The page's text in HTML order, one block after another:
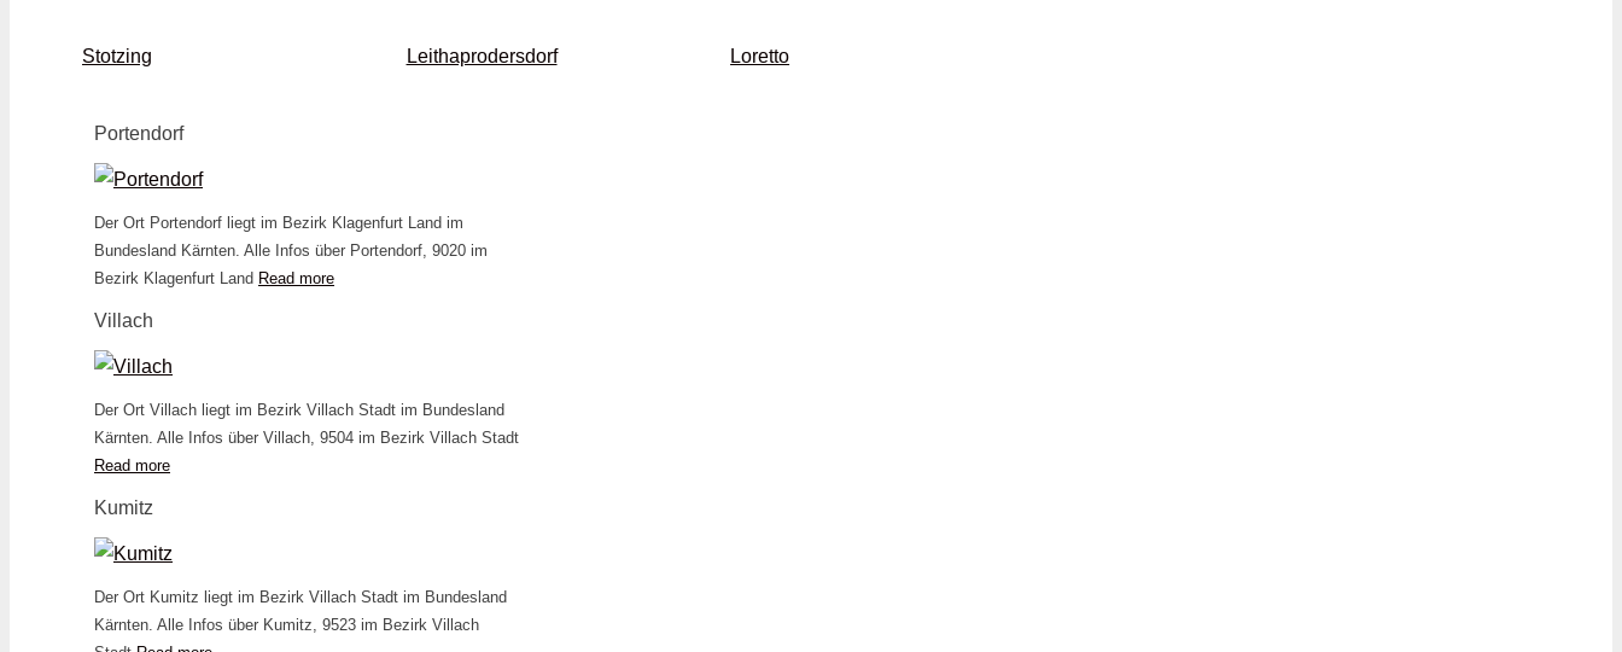
Stotzing Leithaprodersdorf Loretto
Portendorf
Der Ort Portendorf liegt im Bezirk Klagenfurt Land im
Bundesland Kärnten. Alle Infos über Portendorf, 9020 im
Bezirk Klagenfurt Land Read more
Villach
Der Ort Villach liegt im Bezirk Villach Stadt im Bundesland
Kärnten. Alle Infos über Villach, 9504 im Bezirk Villach Stadt
Read more
Kumitz
Der Ort Kumitz liegt im Bezirk Villach Stadt im Bundesland
Kärnten. Alle Infos über Kumitz, 9523 im Bezirk Villach